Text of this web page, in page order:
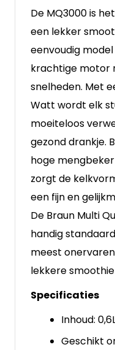
De MQ3000 is
een lekker
eenvoudig
krachtige motor
snelheden. Met
Watt wordt elk
moeiteloos
gezond drankje.
hoge
zorgt de
een fijn en
De Braun Multi
handig
meest
lekkere
Specificaties
Inhoud:
Geschikt